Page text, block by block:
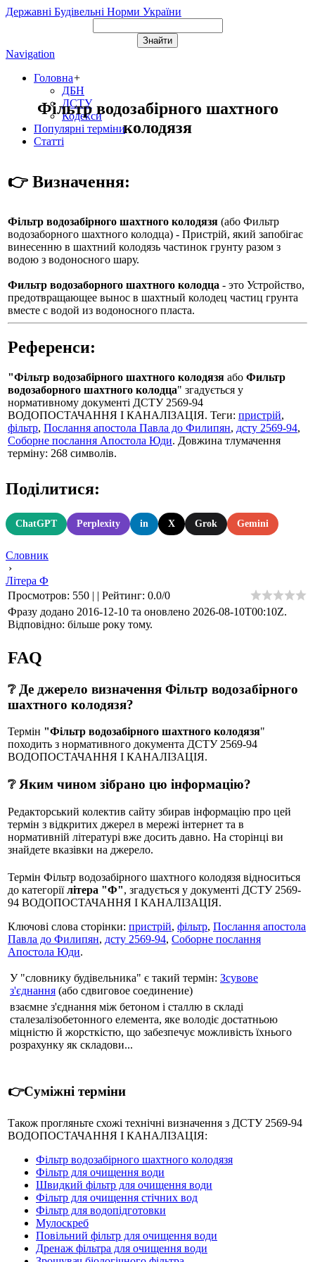
Державні Будівельні Норми України
Navigation
Головна+
ДБН
ДСТУ
Кодекси
Популярні терміни
Статті
Фільтр водозабірного шахтного
колодязя
👉 Визначення:
Фільтр водозабірного шахтного колодязя (або Фильтр
водозаборного шахтного колодца) - Пристрій, який запобігає
винесенню в шахтний колодязь частинок грунту разом з
водою з водоносного шару.
Фильтр водозаборного шахтного колодца - это Устройство,
предотвращающее вынос в шахтный колодец частиц грунта
вместе с водой из водоносного пласта.
Референси:
"Фільтр водозабірного шахтного колодязя або Фильтр
водозаборного шахтного колодца" згадується у
нормативному документі ДСТУ 2569-94
ВОДОПОСТАЧАННЯ І КАНАЛІЗАЦІЯ. Теги: пристрій,
фільтр, Послання апостола Павла до Филипян, дсту 2569-94,
Соборне послання Апостола Юди. Довжина тлумачення
терміну: 268 символів.
Поділитися:
ChatGPT Perplexity in X Grok Gemini
Словник
›
Літера Ф
Просмотров: 550 | | Рейтинг: 0.0/0
Фразу додано 2016-12-10 та оновлено 2026-08-10T00:10Z.
Відповідно: більше року тому.
FAQ
❔ Де джерело визначення Фільтр водозабірного
шахтного колодязя?
Термін "Фільтр водозабірного шахтного колодязя"
походить з нормативного документа ДСТУ 2569-94
ВОДОПОСТАЧАННЯ І КАНАЛІЗАЦІЯ.
❔ Яким чином зібрано цю інформацію?
Редакторський колектив сайту збирав інформацію про цей
термін з відкритих джерел в мережі інтернет та в
нормативній літературі вже досить давно. На сторінці ви
знайдете вказівки на джерело.
Термін Фільтр водозабірного шахтного колодязя відноситься
до категоріїлітера "Ф", згадується у документі ДСТУ 2569-
94 ВОДОПОСТАЧАННЯ І КАНАЛІЗАЦІЯ.
Ключові слова сторінки: пристрій, фільтр, Послання апостола
Павла до Филипян, дсту 2569-94, Соборне послання
Апостола Юди.
У "словнику будівельника" є такий термін: Зсувове
з'єднання (або сдвиговое соединение)
взаємне з'єднання між бетоном і сталлю в складі
сталезалізобетонного елемента, яке володіє достатньою
міцністю й жорсткістю, що забезпечує можливість їхнього
розрахунку як складови...
👉Суміжні терміни
Також прогляньте схожі технічні визначення з ДСТУ 2569-94
ВОДОПОСТАЧАННЯ І КАНАЛІЗАЦІЯ:
Фільтр водозабірного шахтного колодязя
Фільтр для очищення води
Швидкий фільтр для очищення води
Фільтр для очищення стічних вод
Фільтр для водопідготовки
Мулоскреб
Повільний фільтр для очищення води
Дренаж фільтра для очищення води